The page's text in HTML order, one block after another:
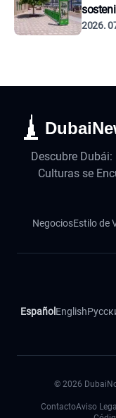
2026.
Descubre
Culturas se
NegociosEstilo de
Español English
© 2026
ContactoAviso Legal